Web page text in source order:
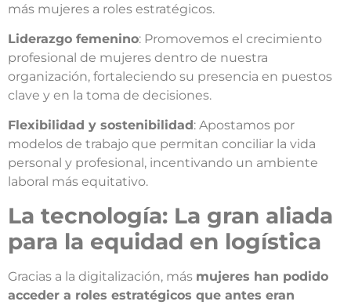
más mujeres a roles estratégicos.
Liderazgo femenino: Promovemos el crecimiento
profesional de mujeres dentro de nuestra
organización, fortaleciendo su presencia en puestos
clave y en la toma de decisiones.
Flexibilidad y sostenibilidad : Apostamos por
modelos de trabajo que permitan conciliar la vida
personal y profesional, incentivando un ambiente
laboral más equitativo.
La tecnología: La gran aliada
para la equidad en logística
Gracias a la digitalización, más mujeres han podido
acceder a roles estratégicos que antes eran